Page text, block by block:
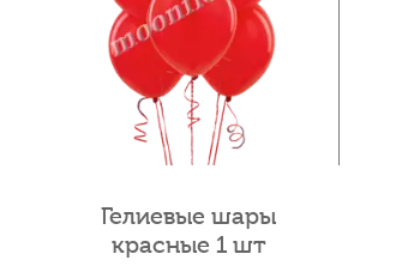
Гелиевые шары
красные 1 шт